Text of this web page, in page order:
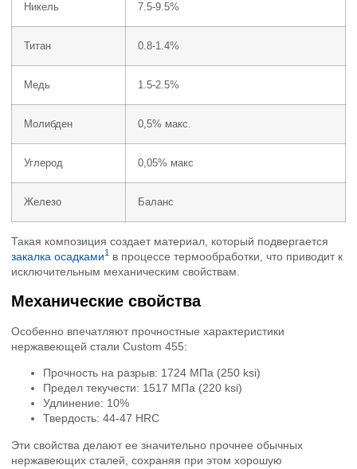
Никель 7.5-9.5%
Титан 0.8-1.4%
Медь 1.5-2.5%
Молибден 0,5% макс.
Углерод 0,05% макс
Железо Баланс
Такая композиция создает материал, который подвергается
закалка осадками1
в процессе термообработки, что приводит к
исключительным механическим свойствам.
Механические свойства
Особенно впечатляют прочностные характеристики
нержавеющей стали Custom 455:
Прочность на разрыв: 1724 МПа (250 ksi)
Предел текучести: 1517 МПа (220 ksi)
Удлинение: 10%
Твердость: 44-47 HRC
Эти свойства делают ее значительно прочнее обычных
нержавеющих сталей, сохраняя при этом хорошую